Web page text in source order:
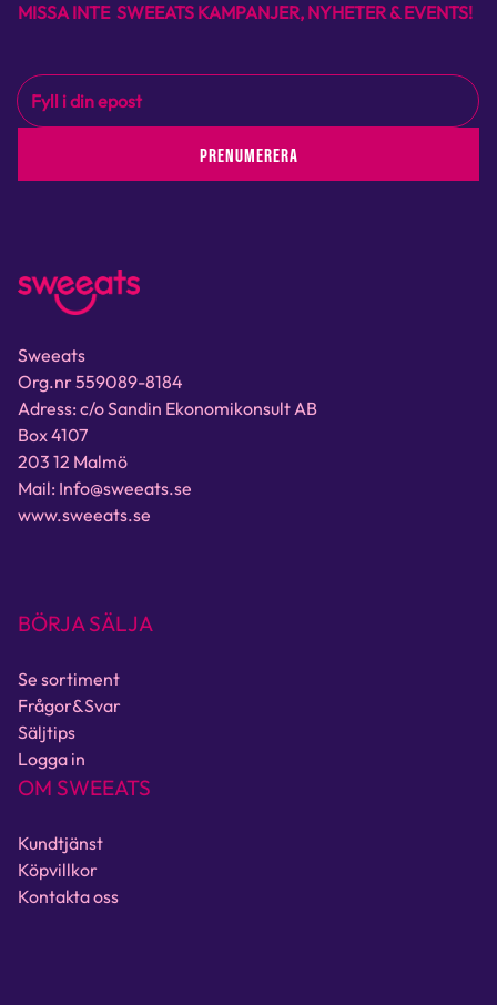
MISSA INTE SWEEATS KAMPANJER, NYHETER & EVENTS!
PRENUMERERA
Sweeats
Org.nr 559089-8184
Adress: c/o Sandin Ekonomikonsult AB
Box 4107
203 12 Malmö
Mail: Info@sweeats.se
www.sweeats.se
BÖRJA SÄLJA
Se sortiment
Frågor&Svar
Säljtips
Logga in
OM SWEEATS
Kundtjänst
Köpvillkor
Kontakta oss